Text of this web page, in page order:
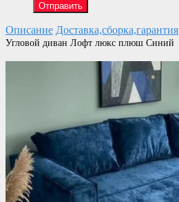
Отправить
Описание Доставка,сборка,гарантия
Угловой диван Лофт люкс плюш Синий